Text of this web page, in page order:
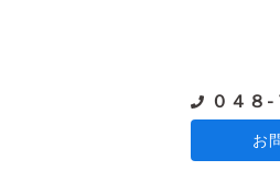
０４８-
お